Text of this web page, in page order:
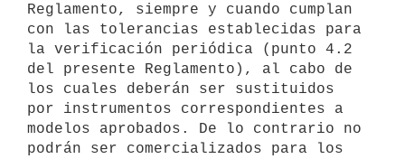
Reglamento, siempre y cuando cumplan
con las tolerancias establecidas para
la verificación periódica (punto 4.2
del presente Reglamento), al cabo de
los cuales deberán ser sustituidos
por instrumentos correspondientes a
modelos aprobados. De lo contrario no
podrán ser comercializados para los